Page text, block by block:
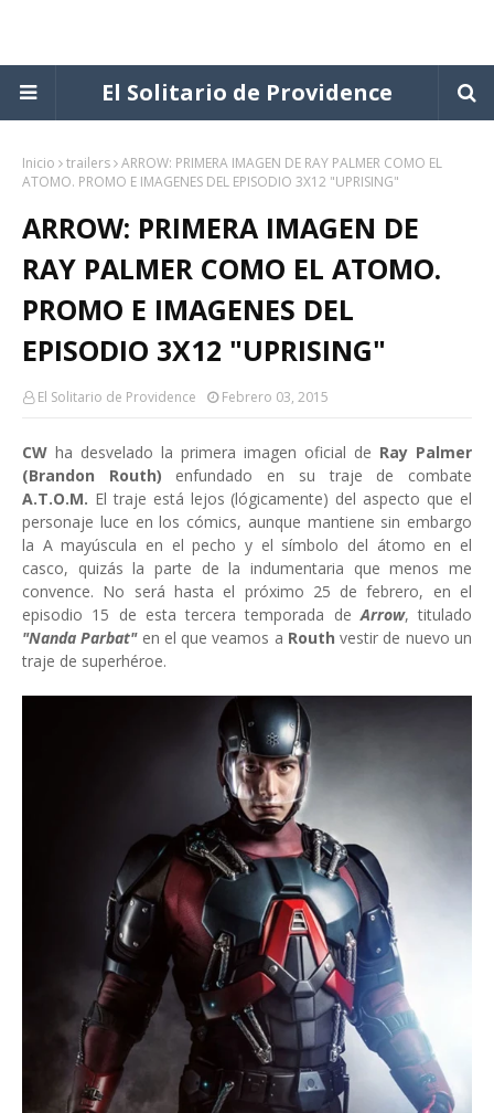
El Solitario de Providence
Inicio trailers ARROW: PRIMERA IMAGEN DE RAY PALMER COMO EL
ATOMO. PROMO E IMAGENES DEL EPISODIO 3X12 "UPRISING"
ARROW: PRIMERA IMAGEN DE
RAY PALMER COMO EL ATOMO.
PROMO E IMAGENES DEL
EPISODIO 3X12 "UPRISING"
El Solitario de Providence Febrero 03, 2015
CW ha desvelado la primera imagen oficial de Ray Palmer
(Brandon Routh) enfundado en su traje de combate
A.T.O.M. El traje está lejos (lógicamente) del aspecto que el
personaje luce en los cómics, aunque mantiene sin embargo
la A mayúscula en el pecho y el símbolo del átomo en el
casco, quizás la parte de la indumentaria que menos me
convence. No será hasta el próximo 25 de febrero, en el
episodio 15 de esta tercera temporada deArrow, titulado
"Nanda Parbat"en el que veamos a Routhvestir de nuevo un
traje de superhéroe.